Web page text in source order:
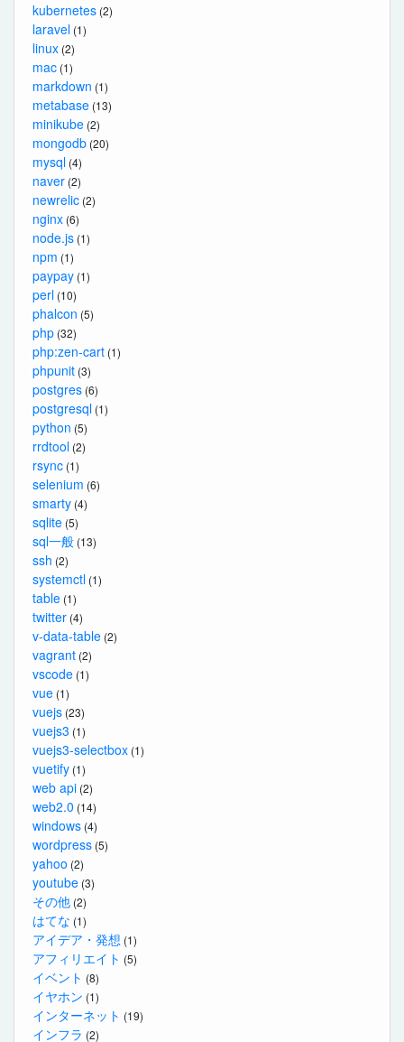
kubernetes (2)
laravel (1)
linux (2)
mac (1)
markdown (1)
metabase (13)
minikube (2)
mongodb (20)
mysql (4)
naver (2)
newrelic (2)
nginx (6)
node.js (1)
npm (1)
paypay (1)
perl (10)
phalcon (5)
php (32)
php:zen-cart (1)
phpunit (3)
postgres (6)
postgresql (1)
python (5)
rrdtool (2)
rsync (1)
selenium (6)
smarty (4)
sqlite (5)
sql一般 (13)
ssh (2)
systemctl (1)
table (1)
twitter (4)
v-data-table (2)
vagrant (2)
vscode (1)
vue (1)
vuejs (23)
vuejs3 (1)
vuejs3-selectbox (1)
vuetify (1)
web api (2)
web2.0 (14)
windows (4)
wordpress (5)
yahoo (2)
youtube (3)
その他 (2)
はてな (1)
アイデア・発想 (1)
アフィリエイト (5)
イベント (8)
イヤホン (1)
インターネット (19)
インフラ (2)